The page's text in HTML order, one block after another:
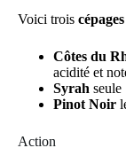
Voici trois cépages
Côtes du
acidité et
Syrah seule
Pinot Noir
Action